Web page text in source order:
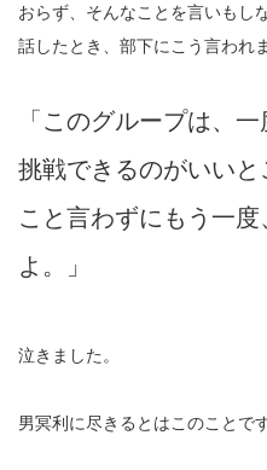
おらず、そんなことを言いもし
話したとき、部下にこう言われ
「このグループは、
挑戦できるのがいい
こと言わずにもう一
よ。」
泣きました。
男冥利に尽きるとはこのことです